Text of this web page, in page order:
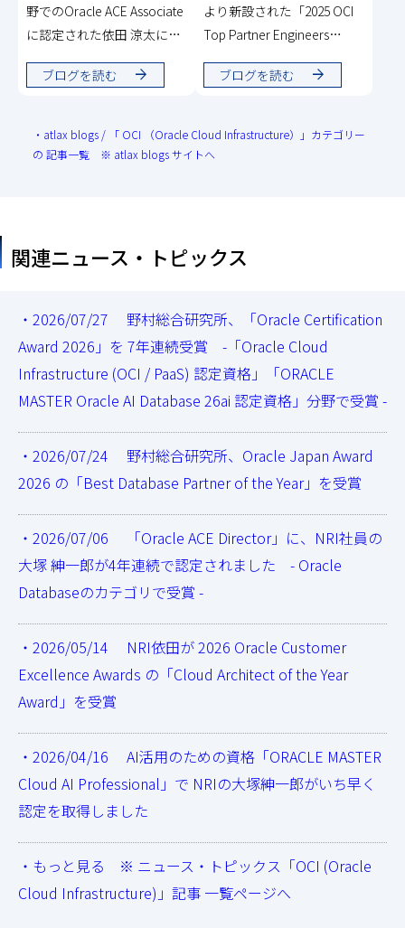
野でのOracle ACE Associate
に認定された依田 涼太にイ
た。認定に至った活動や、
した！
ブログを読む
より新設された「2025 OCI
Top Partner Engineers
の朝日 英彦・越川 麻里衣・
の様子をお届けします。
ブログを読む
・atlax blogs / 「 OCI （Oracle Cloud Infrastructure）」カテゴリー
の 記事一覧 ※ atlax blogs サイトへ
関連ニュース・トピックス
・2026/07/27 野村総合研究所、「Oracle Certification
Award 2026」を 7年連続受賞 -「Oracle Cloud
Infrastructure (OCI / PaaS) 認定資格」「ORACLE
MASTER Oracle AI Database 26ai 認定資格」分野で受賞 -
・2026/07/24 野村総合研究所、Oracle Japan Award
2026 の「Best Database Partner of the Year」を受賞
・2026/07/06 「Oracle ACE Director」に、NRI社員の
大塚 紳一郎が4年連続で認定されました - Oracle
Databaseのカテゴリで受賞 -
・2026/05/14 NRI依田が 2026 Oracle Customer
Excellence Awards の「Cloud Architect of the Year
Award」を受賞
・2026/04/16 AI活用のための資格「ORACLE MASTER
Cloud AI Professional」で NRIの大塚紳一郎がいち早く
認定を取得しました
・もっと見る ※ ニュース・トピックス「OCI (Oracle
Cloud Infrastructure)」記事 一覧ページへ